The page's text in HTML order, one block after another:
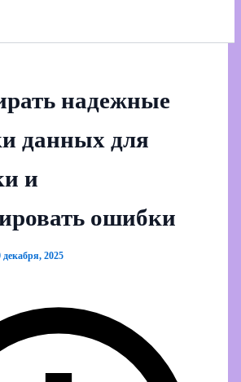
надежные
данных для
и
ошибки
декабря, 2025